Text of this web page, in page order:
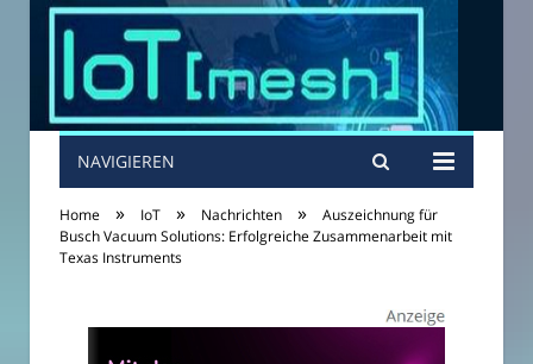
NAVIGIEREN
Home » IoT » Nachrichten »
Auszeichnung für
Busch Vacuum Solutions: Erfolgreiche Zusammenarbeit mit
Texas Instruments